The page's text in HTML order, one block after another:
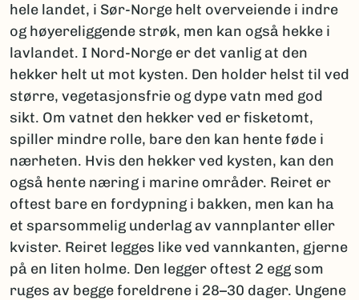
hele landet, i Sør-Norge helt overveiende i indre
og høyereliggende strøk, men kan også hekke i
lavlandet. I Nord-Norge er det vanlig at den
hekker helt ut mot kysten. Den holder helst til ved
større, vegetasjonsfrie og dype vatn med god
sikt. Om vatnet den hekker ved er fisketomt,
spiller mindre rolle, bare den kan hente føde i
nærheten. Hvis den hekker ved kysten, kan den
også hente næring i marine områder. Reiret er
oftest bare en fordypning i bakken, men kan ha
et sparsommelig underlag av vannplanter eller
kvister. Reiret legges like ved vannkanten, gjerne
på en liten holme. Den legger oftest 2 egg som
ruges av begge foreldrene i 28–30 dager. Ungene